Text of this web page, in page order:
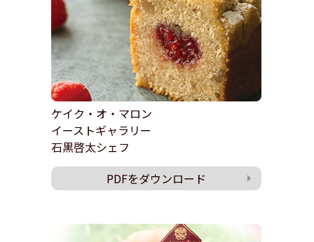
ケイク・オ・マロン
イーストギャラリー
石黒啓太シェフ
PDFをダウンロード